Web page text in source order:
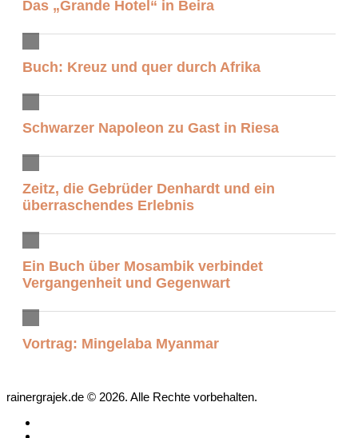
Das „Grande Hotel“ in Beira
Buch: Kreuz und quer durch Afrika
Schwarzer Napoleon zu Gast in Riesa
Zeitz, die Gebrüder Denhardt und ein
überraschendes Erlebnis
Ein Buch über Mosambik verbindet
Vergangenheit und Gegenwart
Vortrag: Mingelaba Myanmar
rainergrajek.de © 2026. Alle Rechte vorbehalten.